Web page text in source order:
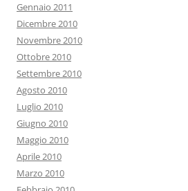
Gennaio 2011
Dicembre 2010
Novembre 2010
Ottobre 2010
Settembre 2010
Agosto 2010
Luglio 2010
Giugno 2010
Maggio 2010
Aprile 2010
Marzo 2010